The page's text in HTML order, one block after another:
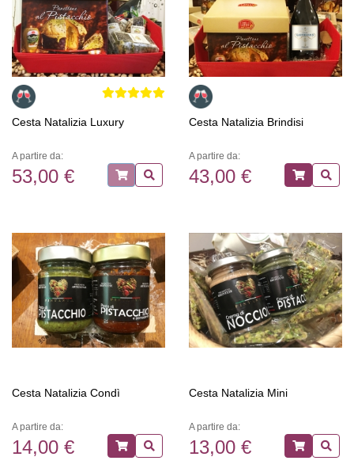
Cesta Natalizia Luxury
A partire da:
53,00 €
Cesta Natalizia Brindisi
A partire da:
43,00 €
Cesta Natalizia Condì
A partire da:
14,00 €
Cesta Natalizia Mini
A partire da:
13,00 €